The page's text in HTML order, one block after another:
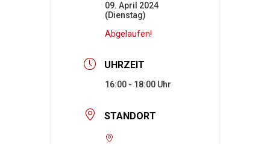
09. April 2024
(Dienstag)
Abgelaufen!
UHRZEIT
16:00 - 18:00
STANDORT